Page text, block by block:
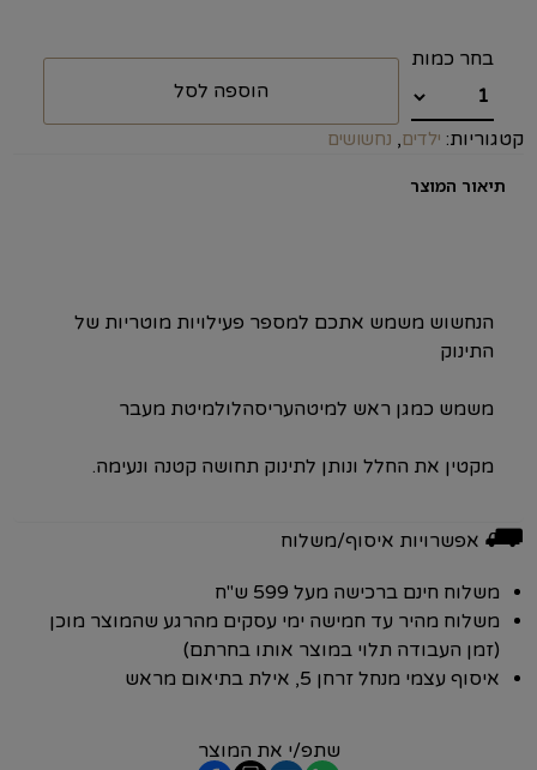
הוספה לסל
קטגוריות: ילדים, נחשושים
תיאור המוצר
הנחשוש משמש אתכם למספר פעילויות מוטריות של
התינוק
משמש כמגן ראש למיטהעריסהלולמיטת מעבר
מקטין את החלל ונותן לתינוק תחושה קטנה ונעימה.
⛟ אפשרויות איסוף/משלוח
משלוח חינם ברכישה מעל 599 ש"ח
משלוח מהיר עד חמישה ימי עסקים מהרגע שהמוצר מוכן
(זמן העבודה תלוי במוצר אותו בחרתם)
איסוף עצמי מנחל זרחן 5, אילת בתיאום מראש
שתפ/י את המוצר